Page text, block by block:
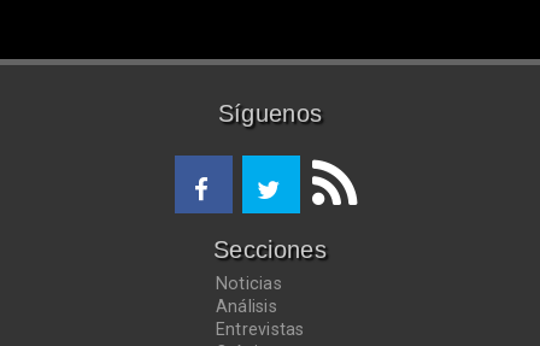
Síguenos
Secciones
Noticias
Análisis
Entrevistas